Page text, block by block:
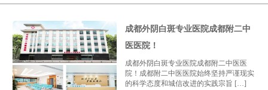
成都外阴白斑专业医院成都附二中
医医院！
成都外阴白斑专业医院成都附二中医医
院！成都附二中医医院始终坚持严谨现实
的科学态度和城信改进的实践宗旨 […]